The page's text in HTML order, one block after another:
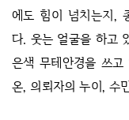
에도 힘이 넘치는지,
다. 웃는 얼굴을 하고
은색 무테안경을 쓰
온, 의뢰자의 누이, 수